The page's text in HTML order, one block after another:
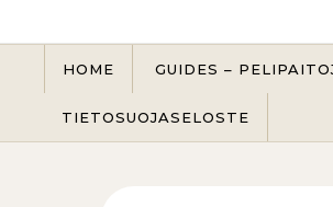
HOME GUIDES –
TIETOSUOJASELOSTE